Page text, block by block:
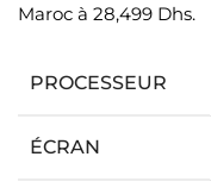
Maroc à 28,499 Dhs.
PROCESSEUR
ÉCRAN